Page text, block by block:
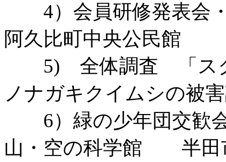
4）会員研修発表
阿久比町中央公民館
5) 全体調査 「スク
ノナガキクイムシの被
6）緑の少年団交歓
山・空の科学館 半田